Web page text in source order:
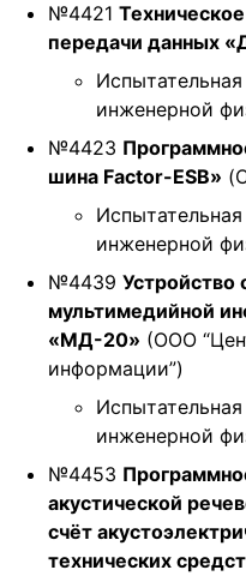
№4421
передачи данных
инженерной
№4423
шина Factor-ESB»
инженерной
№4439 Устройство
мультимедийной
«МД-20» (ООО
информации”)
инженерной
№4453
акустической
счёт
технических